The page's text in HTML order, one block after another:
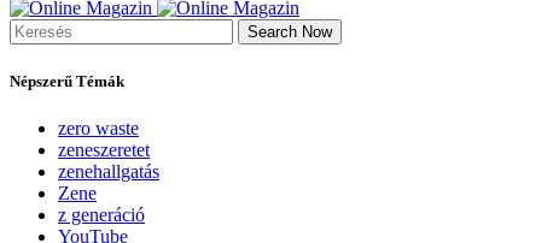
Search Now
Népszerű Témák
zero waste
zeneszeretet
zenehallgatás
Zene
z generáció
YouTube